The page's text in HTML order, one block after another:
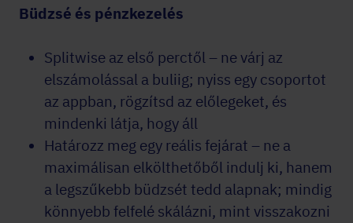
Büdzsé és pénzkezelés
Splitwise az első perctől – ne várj az
elszámolással a buliig; nyiss egy csoportot
az appban, rögzítsd az előlegeket, és
mindenki látja, hogy áll
Határozz meg egy reális fejárat – ne a
maximálisan elkölthetőből indulj ki, hanem
a legszűkebb büdzsét tedd alapnak; mindig
könnyebb felfelé skálázni, mint visszakozni